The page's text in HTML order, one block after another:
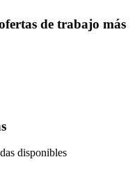
de trabajo más
disponibles